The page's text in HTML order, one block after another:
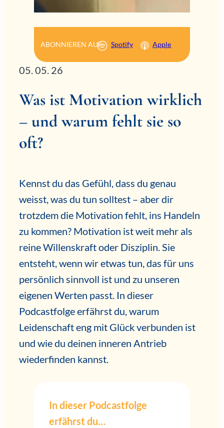
ABONNIEREN AUF Spotify Apple
05. 05. 26
Was ist Motivation wirklich
– und warum fehlt sie so
oft?
Kennst du das Gefühl, dass du genau
weisst, was du tun solltest – aber dir
trotzdem die Motivation fehlt, ins Handeln
zu kommen? Motivation ist weit mehr als
reine Willenskraft oder Disziplin. Sie
entsteht, wenn wir etwas tun, das für uns
persönlich sinnvoll ist und zu unseren
eigenen Werten passt. In dieser
Podcastfolge erfährst du, warum
Leidenschaft eng mit Glück verbunden ist
und wie du deinen inneren Antrieb
wiederfinden kannst.
In dieser Podcastfolge
erfährst du…